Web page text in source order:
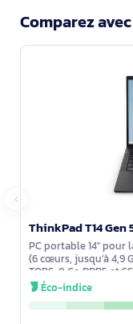
Comparez
ThinkPad T14 Gen
PC portable 14" pour
(6 cœurs, jusqu’à 4,9
TOPS, 8 Go DDR5 et
antireflet 400
Éco-indice